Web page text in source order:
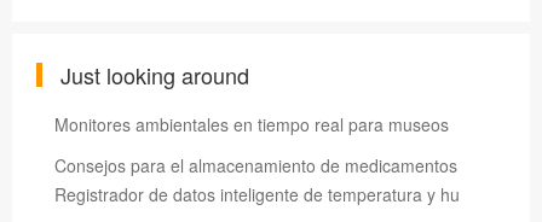
Just looking around
Monitores ambientales en tiempo real para museos
Consejos para el almacenamiento de medicamentos
Registrador de datos inteligente de temperatura y hu